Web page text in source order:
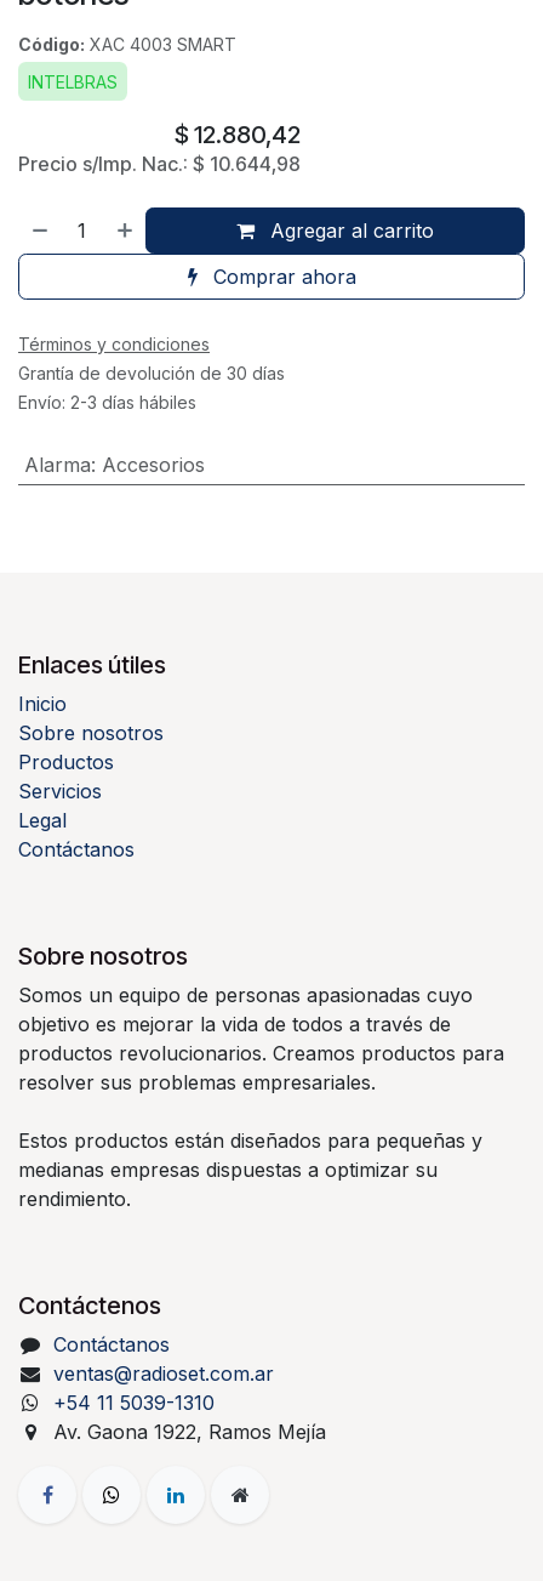
Código: XAC 4003 SMART
INTELBRAS
$ 12.880,42
Precio s/Imp. Nac.: $ 10.644,98
Agregar al carrito
Comprar ahora
Términos y condiciones
Grantía de devolución de 30 días
Envío: 2-3 días hábiles
Alarma: Accesorios
Enlaces útiles
Inicio
Sobre nosotros
Productos
Servicios
Legal
Contáctanos
Sobre nosotros
Somos un equipo de personas apasionadas cuyo
objetivo es mejorar la vida de todos a través de
productos revolucionarios. Creamos productos para
resolver sus problemas empresariales.
Estos productos están diseñados para pequeñas y
medianas empresas dispuestas a optimizar su
rendimiento.
Contáctenos
Contáctanos
ventas@radioset.com.ar
+54 11 5039-1310
Av. Gaona 1922, Ramos Mejía